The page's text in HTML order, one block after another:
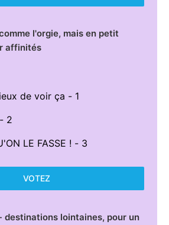
l'orgie, mais en petit
affinités
de voir ça - 1
2
LE FASSE ! - 3
VOTEZ
- destinations lointaines, pour un